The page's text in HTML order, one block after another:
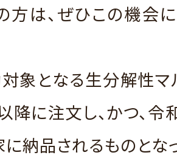
方は、ぜひこの機会
対象となる生分解性マ
降に注文し、かつ、
納品されるものとな